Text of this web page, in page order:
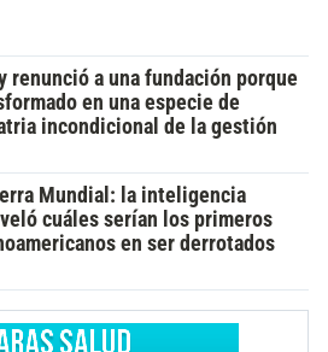
renunció a una fundación porque
en una especie de
incondicional de la gestión
Mundial: la inteligencia
cuáles serían los primeros
en ser derrotados